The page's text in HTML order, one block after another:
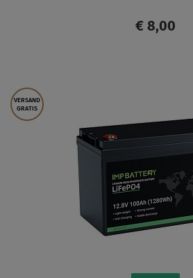
€ 8,00
VERSAND
GRATIS